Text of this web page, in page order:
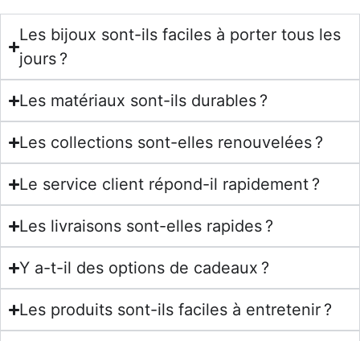
Les bijoux sont-ils faciles à porter tous les
jours ?
Les matériaux sont-ils durables ?
Les collections sont-elles renouvelées ?
Le service client répond-il rapidement ?
Les livraisons sont-elles rapides ?
Y a-t-il des options de cadeaux ?
Les produits sont-ils faciles à entretenir ?